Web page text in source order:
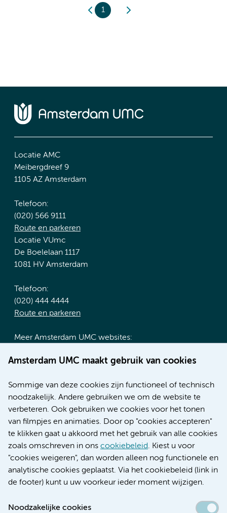
Amsterdam UMC maakt gebruik van cookies
Sommige van deze cookies zijn functioneel of technisch
noodzakelijk. Andere gebruiken we om de website te
verbeteren. Ook gebruiken we cookies voor het tonen
van filmpjes en animaties. Door op "cookies accepteren"
te klikken gaat u akkoord met het gebruik van alle cookies
zoals omschreven in ons cookiebeleid. Kiest u voor
"cookies weigeren", dan worden alleen nog functionele en
analytische cookies geplaatst. Via het cookiebeleid (link in
de footer) kunt u uw voorkeur ieder moment wijzigen.
Noodzakelijke cookies
1
Locatie AMC
Meibergdreef 9
1105 AZ Amsterdam
Telefoon:
(020) 566 9111
Route en parkeren
Locatie VUmc
De Boelelaan 1117
1081 HV Amsterdam
Telefoon:
(020) 444 4444
Route en parkeren
Meer Amsterdam UMC websites:
Werken bij Amsterdam UMC
Nieuws
Research
Educatie locatie AMC
Educatie locatie VUmc
Verwijzen & diagnostiek